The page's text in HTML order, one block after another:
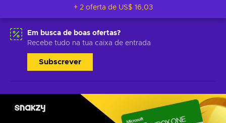
+ 2 oferta de US$ 16,03
Em busca de boas ofertas?
Recebe tudo na tua caixa de entrada
Subscrever